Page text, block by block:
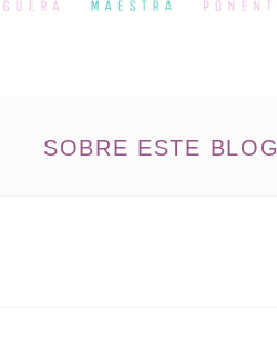
SOBRE ESTE BLOG